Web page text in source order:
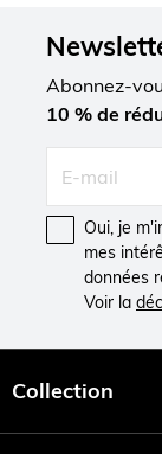
Abonnez-
10 % de
Oui, je
mes
données
Voir la
Collection